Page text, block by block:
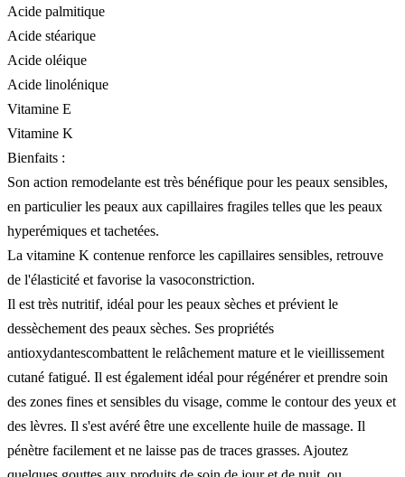
Acide palmitique
Acide stéarique
Acide oléique
Acide linolénique
Vitamine E
Vitamine K
Bienfaits :
Son action remodelante est très bénéfique pour les peaux sensibles,
en particulier les peaux aux capillaires fragiles telles que les peaux
hyperémiques et tachetées.
La vitamine K contenue renforce les capillaires sensibles, retrouve
de l'élasticité et favorise la vasoconstriction.
Il est très nutritif, idéal pour les peaux sèches et prévient le
dessèchement des peaux sèches. Ses propriétés
antioxydantescombattent le relâchement mature et le vieillissement
cutané fatigué. Il est également idéal pour régénérer et prendre soin
des zones fines et sensibles du visage, comme le contour des yeux et
des lèvres. Il s'est avéré être une excellente huile de massage. Il
pénètre facilement et ne laisse pas de traces grasses. Ajoutez